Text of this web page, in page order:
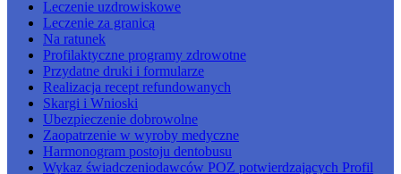
Leczenie uzdrowiskowe
Leczenie za granicą
Na ratunek
Profilaktyczne programy zdrowotne
Przydatne druki i formularze
Realizacja recept refundowanych
Skargi i Wnioski
Ubezpieczenie dobrowolne
Zaopatrzenie w wyroby medyczne
Harmonogram postoju dentobusu
Wykaz świadczeniodawców POZ potwierdzających Profil